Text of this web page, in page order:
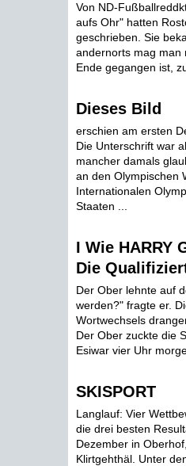
Von ND-
aufs Ohr" hatten
geschrieben. Sie
andernorts mag man
Ende gegangen ist,
Dieses Bild
erschien am ersten
Die Unterschrift war
mancher damals
an den Olympischen
Internationalen
Staaten ...
I Wie HARRY
Die
Der Ober lehnte auf
werden?" fragte er.
Wortwechsels
Der Ober zuckte die
Esiwar vier Uhr
SKISPORT
Langlauf: Vier
die drei besten
Dezember in
Klirtgehthäl. Unter